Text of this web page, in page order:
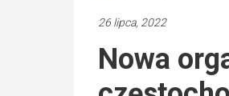
Lubliniec,
26 lipca, 2022
Nowa